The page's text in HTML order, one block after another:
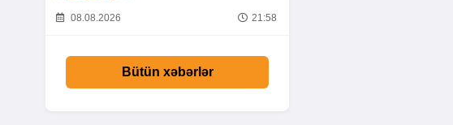
08.08.2026 21:58
Bütün xəbərlər